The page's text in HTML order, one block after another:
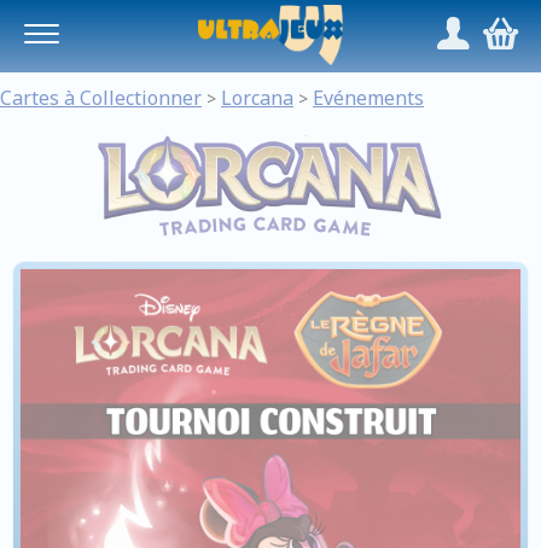
/,
Cartes à Collectionner > Lorcana > Evénements